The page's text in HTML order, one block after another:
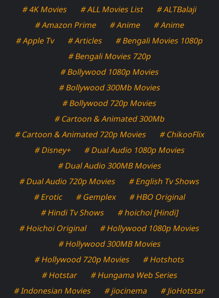
# 4K Movies
# ALL Movies List
# ALTBalaji
# Amazon Prime
# Anime
# Anime
# Apple Tv
# Articles
# Bengali Movies 1080p
# Bengali Movies 720p
# Bollywood 1080p Movies
# Bollywood 300Mb Movies
# Bollywood 720p Movies
# Cartoon & Animated 300Mb
# Cartoon & Animated 720p Movies
# ChikooFlix
# Disney+
# Dual Audio 1080p Movies
# Dual Audio 300MB Movies
# Dual Audio 720p Movies
# English Tv Shows
# Erotic
# Gemplex
# HBO Original
# Hindi Tv Shows
# hoichoi [Hindi]
# Hoichoi Original
# Hollywood 1080p Movies
# Hollywood 300MB Movies
# Hollywood 720p Movies
# Hotshots
# Hotstar
# Hungama Web Series
# Indonesian Movies
# jiocinema
# JioHotstar